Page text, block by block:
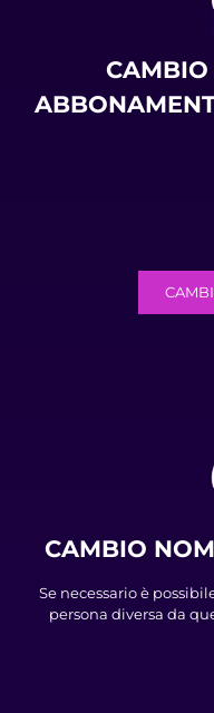
CAMBIO
CAMBIO
Se necessario è
persona diversa da